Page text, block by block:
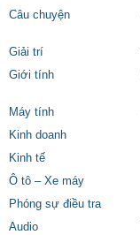
Câu chuyện
Giải trí
Giới tính
Máy tính
Kinh doanh
Kinh tế
Ô tô – Xe máy
Phóng sự điều tra
Audio